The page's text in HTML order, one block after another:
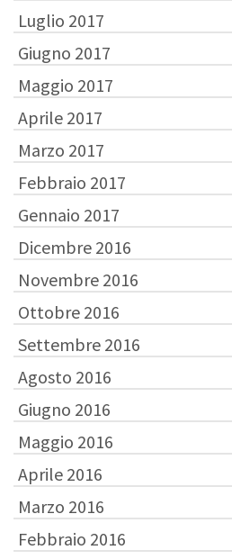
Luglio 2017
Giugno 2017
Maggio 2017
Aprile 2017
Marzo 2017
Febbraio 2017
Gennaio 2017
Dicembre 2016
Novembre 2016
Ottobre 2016
Settembre 2016
Agosto 2016
Giugno 2016
Maggio 2016
Aprile 2016
Marzo 2016
Febbraio 2016